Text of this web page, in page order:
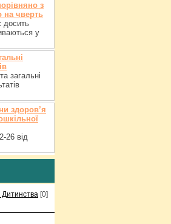
з
на чверть
досить
у
загальні
здоров’я
від
Дитинства [0]